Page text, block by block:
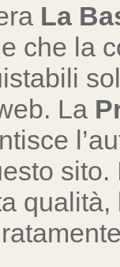
La
che la
La